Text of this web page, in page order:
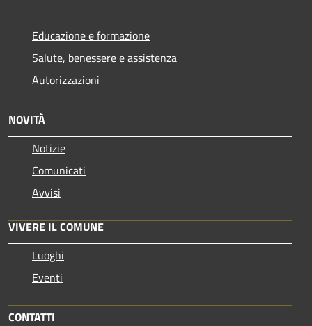
Educazione e formazione
Salute, benessere e assistenza
Autorizzazioni
NOVITÀ
Notizie
Comunicati
Avvisi
VIVERE IL COMUNE
Luoghi
Eventi
CONTATTI